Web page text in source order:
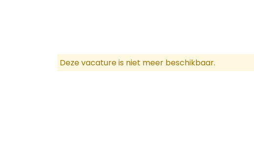
Deze vacature is niet meer beschikbaar.